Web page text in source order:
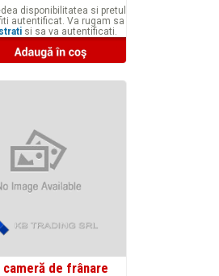
disponibilitatea si pretul
autentificat. Va rugam sa
si sa va autentificati.
cameră de frânare